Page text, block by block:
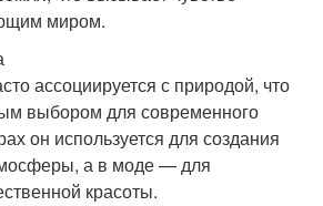
миром.
ассоциируется с природой, что
выбором для современного
он используется для создания
а в моде — для
красоты.